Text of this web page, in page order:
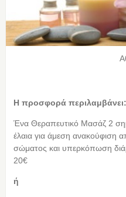
Η προσφορά περιλαμβάνει:
Ένα Θεραπευτικό Μασάζ 2
έλαια για άμεση ανακούφιση
σώματος και υπερκόπωση
20€
ή